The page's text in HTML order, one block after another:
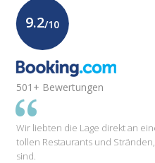
9.2/10
501+ Bewertungen
Wir liebten die Lage direkt an
tollen Restaurants und
sind.